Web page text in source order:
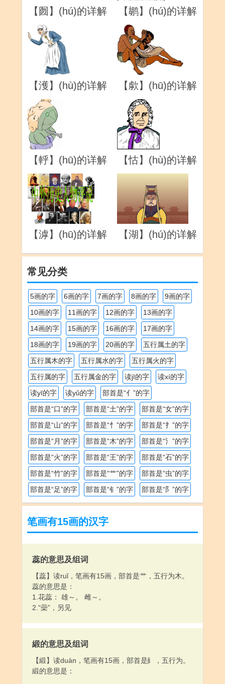
【囫】(hú)的详解 【鹕】(hú)的详解
【濩】(hù)的详解 【歑】(hū)的详解
【軤】(hū)的详解 【怙】(hù)的详解
【滹】(hū)的详解 【湖】(hú)的详解
常见分类
5画的字 6画的字 7画的字 8画的字
9画的字
10画的字
11画的字 12画的字
13画的字
14画的字
15画的字 16画的字
17画的字
18画的字
19画的字 20画的字
五行属土的字
五行属木的字
五行属水的字
五行属火的字
五行属的字
五行属金的字 读jī的字
读xí的字
读yī的字
读yǔ的字
部首是“亻”的字
部首是“口”的字
部首是“土”的字
部首是“女”的字
部首是“山”的字
部首是“忄”的字
部首是“扌”的字
部首是“月”的字
部首是“木”的字
部首是“氵”的字
部首是“火”的字
部首是“王”的字
部首是“石”的字
部首是“竹”的字
部首是“艹”的字
部首是“虫”的字
部首是“足”的字
部首是“钅”的字 部首是“阝”的字
笔画有15画的汉字
蕊的意思及组词
【蕊】读ruǐ，笔画有15画，部首是艹，五行为木。
蕊的意思是：
1.花蕊： 雄～。 雌～。
2.“橤”，另见
緞的意思及组词
【緞】读duàn，笔画有15画，部首是糹，五行为。
緞的意思是：